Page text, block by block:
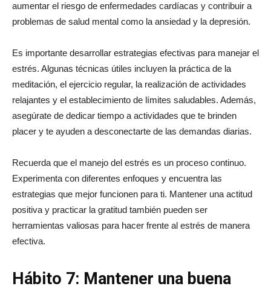
aumentar el riesgo de enfermedades cardíacas y contribuir a
problemas de salud mental como la ansiedad y la depresión.
Es importante desarrollar estrategias efectivas para manejar el
estrés. Algunas técnicas útiles incluyen la práctica de la
meditación, el ejercicio regular, la realización de actividades
relajantes y el establecimiento de límites saludables. Además,
asegúrate de dedicar tiempo a actividades que te brinden
placer y te ayuden a desconectarte de las demandas diarias.
Recuerda que el manejo del estrés es un proceso continuo.
Experimenta con diferentes enfoques y encuentra las
estrategias que mejor funcionen para ti. Mantener una actitud
positiva y practicar la gratitud también pueden ser
herramientas valiosas para hacer frente al estrés de manera
efectiva.
Hábito 7: Mantener una buena